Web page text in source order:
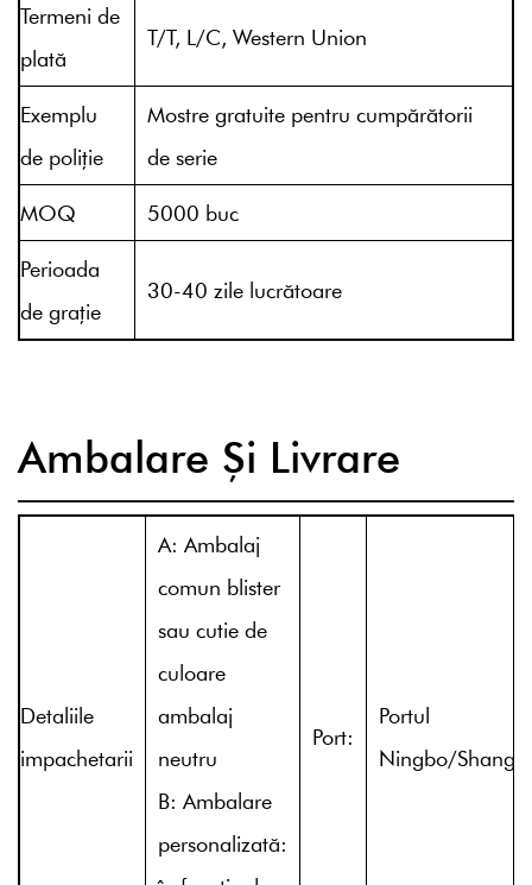
Termeni de
plată
T/T, L/C, Western Union
Exemplu
de poliție
Mostre gratuite pentru cumpărătorii
de serie
MOQ
5000 buc
Perioada
de graţie
30-40 zile lucrătoare
Ambalare Și Livrare
Detaliile
impachetarii
A: Ambalaj
comun blister
sau cutie de
culoare
ambalaj
neutru
B: Ambalare
personalizată:
Port:
Portul
Ningbo/